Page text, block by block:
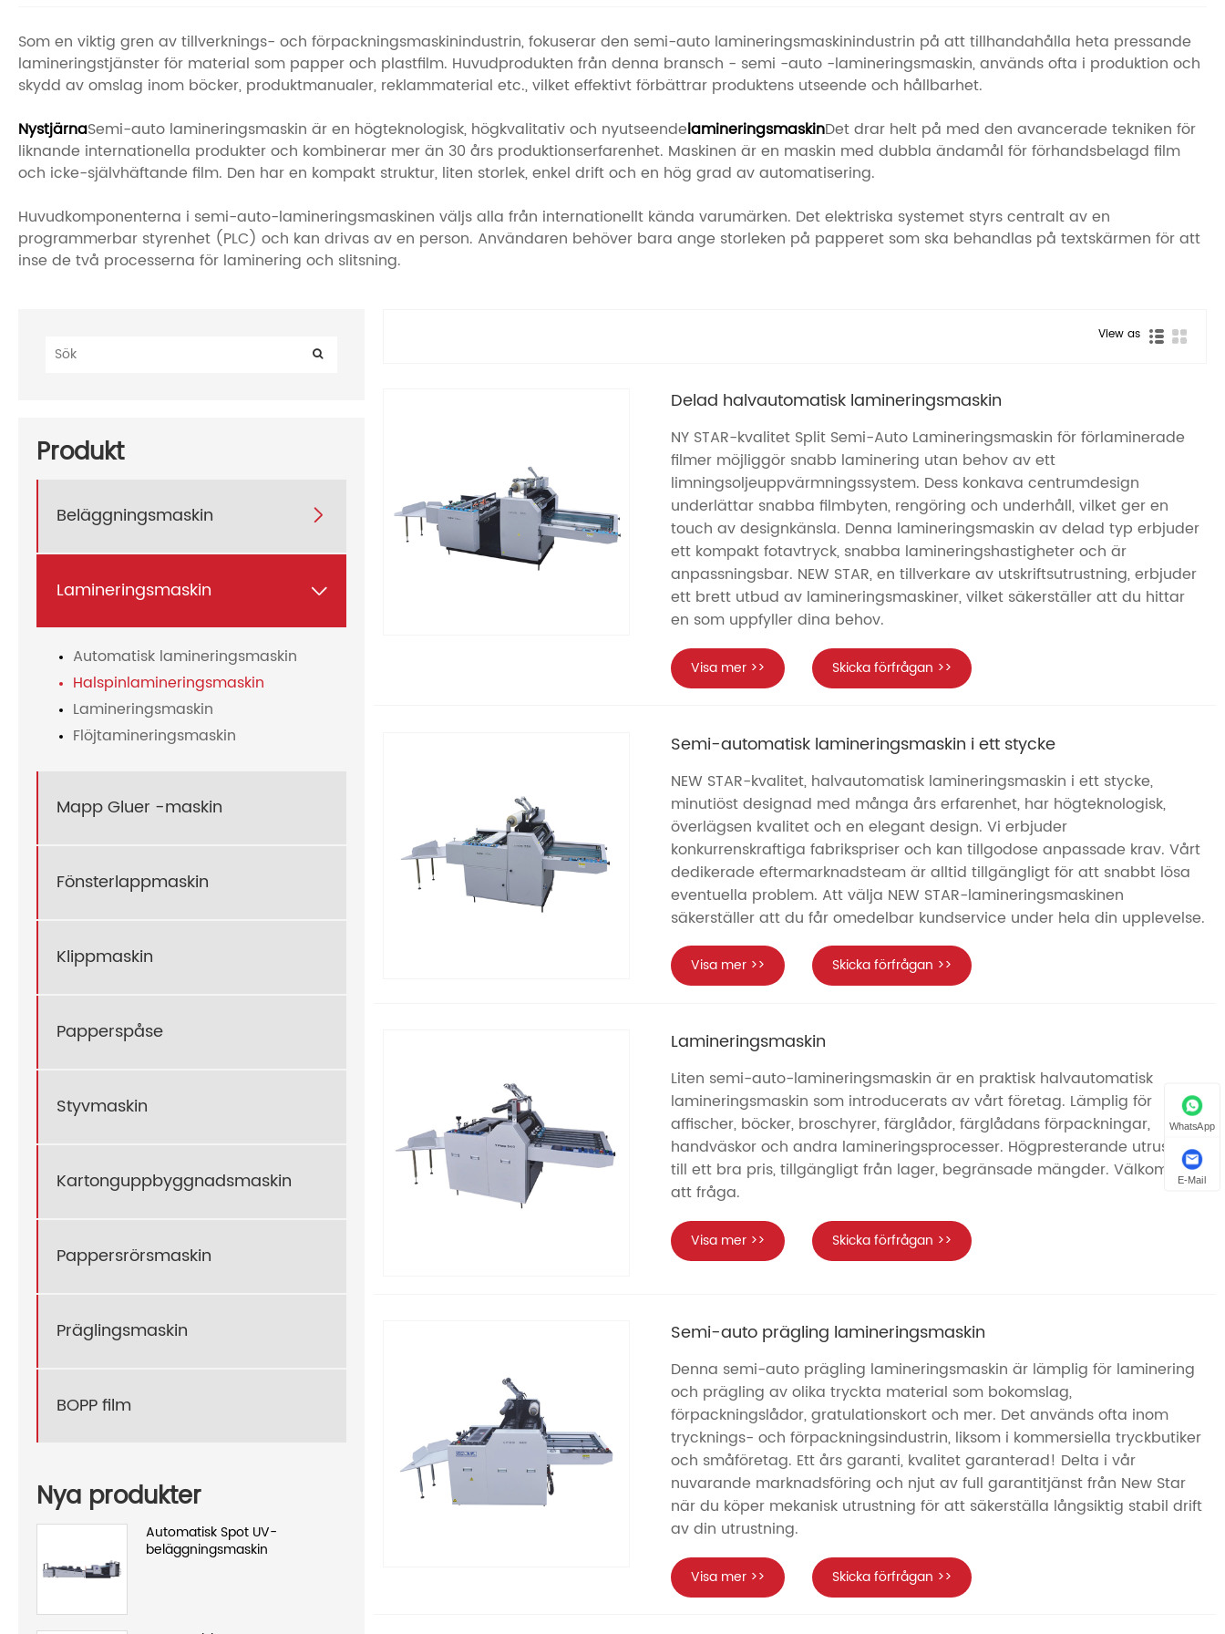
Som en viktig gren av tillverknings- och förpackningsmaskinindustrin, fokuserar den semi-auto lamineringsmaskinindustrin på att tillhandahålla heta pressande
lamineringstjänster för material som papper och plastfilm. Huvudprodukten från denna bransch - semi -auto -lamineringsmaskin, används ofta i produktion och
skydd av omslag inom böcker, produktmanualer, reklammaterial etc., vilket effektivt förbättrar produktens utseende och hållbarhet.
NystjärnaSemi-auto lamineringsmaskin är en högteknologisk, högkvalitativ och nyutseendelamineringsmaskinDet drar helt på med den avancerade tekniken för
liknande internationella produkter och kombinerar mer än 30 års produktionserfarenhet. Maskinen är en maskin med dubbla ändamål för förhandsbelagd film
och icke-självhäftande film. Den har en kompakt struktur, liten storlek, enkel drift och en hög grad av automatisering.
Huvudkomponenterna i semi-auto-lamineringsmaskinen väljs alla från internationellt kända varumärken. Det elektriska systemet styrs centralt av en
programmerbar styrenhet (PLC) och kan drivas av en person. Användaren behöver bara ange storleken på papperet som ska behandlas på textskärmen för att
inse de två processerna för laminering och slitsning.
Produkt
Beläggningsmaskin 
Lamineringsmaskin 
Automatisk lamineringsmaskin
Halspinlamineringsmaskin
Lamineringsmaskin
Flöjtamineringsmaskin
Mapp Gluer -maskin
Fönsterlappmaskin
Klippmaskin
Papperspåse
Styvmaskin
Kartonguppbyggnadsmaskin
Pappersrörsmaskin
Präglingsmaskin
BOPP film
Nya produkter
Automatisk Spot UV-
beläggningsmaskin
View as
Delad halvautomatisk lamineringsmaskin
NY STAR-kvalitet Split Semi-Auto Lamineringsmaskin för förlaminerade
filmer möjliggör snabb laminering utan behov av ett
limningsoljeuppvärmningssystem. Dess konkava centrumdesign
underlättar snabba filmbyten, rengöring och underhåll, vilket ger en
touch av designkänsla. Denna lamineringsmaskin av delad typ erbjuder
ett kompakt fotavtryck, snabba lamineringshastigheter och är
anpassningsbar. NEW STAR, en tillverkare av utskriftsutrustning, erbjuder
ett brett utbud av lamineringsmaskiner, vilket säkerställer att du hittar
en som uppfyller dina behov.
Visa mer >> Skicka förfrågan >>
Semi-automatisk lamineringsmaskin i ett stycke
NEW STAR-kvalitet, halvautomatisk lamineringsmaskin i ett stycke,
minutiöst designad med många års erfarenhet, har högteknologisk,
överlägsen kvalitet och en elegant design. Vi erbjuder
konkurrenskraftiga fabrikspriser och kan tillgodose anpassade krav. Vårt
dedikerade eftermarknadsteam är alltid tillgängligt för att snabbt lösa
eventuella problem. Att välja NEW STAR-lamineringsmaskinen
säkerställer att du får omedelbar kundservice under hela din upplevelse.
Visa mer >> Skicka förfrågan >>
Lamineringsmaskin
Liten semi-auto-lamineringsmaskin är en praktisk halvautomatisk
lamineringsmaskin som introducerats av vårt företag. Lämplig för
affischer, böcker, broschyrer, färglådor, färglådans förpackningar,
handväskor och andra lamineringsprocesser. Högpresterande utrustning
till ett bra pris, tillgängligt från lager, begränsade mängder. Välkommen
att fråga.
Visa mer >> Skicka förfrågan >>
Semi-auto prägling lamineringsmaskin
Denna semi-auto prägling lamineringsmaskin är lämplig för laminering
och prägling av olika tryckta material som bokomslag,
förpackningslådor, gratulationskort och mer. Det används ofta inom
trycknings- och förpackningsindustrin, liksom i kommersiella tryckbutiker
och småföretag. Ett års garanti, kvalitet garanterad! Delta i vår
nuvarande marknadsföring och njut av full garantitjänst från New Star
när du köper mekanisk utrustning för att säkerställa långsiktig stabil drift
av din utrustning.
Visa mer >> Skicka förfrågan >>
WhatsApp
E-Mail